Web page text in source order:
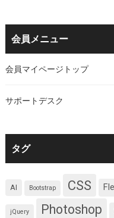
会員メニュー
会員マイページトップ
サポートデスク
タグ
AI Bootstrap CSS
jQuery Photoshop